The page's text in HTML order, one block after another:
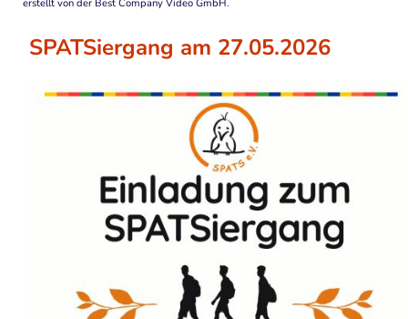
erstellt von der Best Company Video GmbH.
SPATSiergang am 27.05.2026